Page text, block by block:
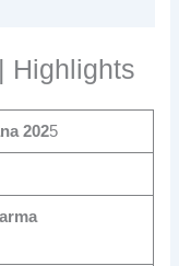
Highlights
2025